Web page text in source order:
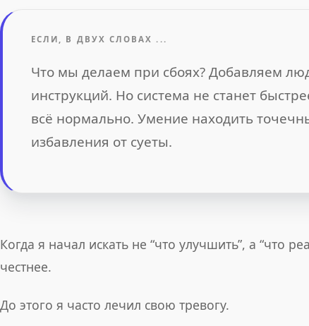
ЕСЛИ, В ДВУХ СЛОВАХ ...
Что мы делаем при сбоях? Добавляем
инструкций. Но система не станет
всё нормально. Умение находить
избавления от суеты.
Когда я начал искать не “что улучшить”, а “что
честнее.
До этого я часто лечил свою тревогу.